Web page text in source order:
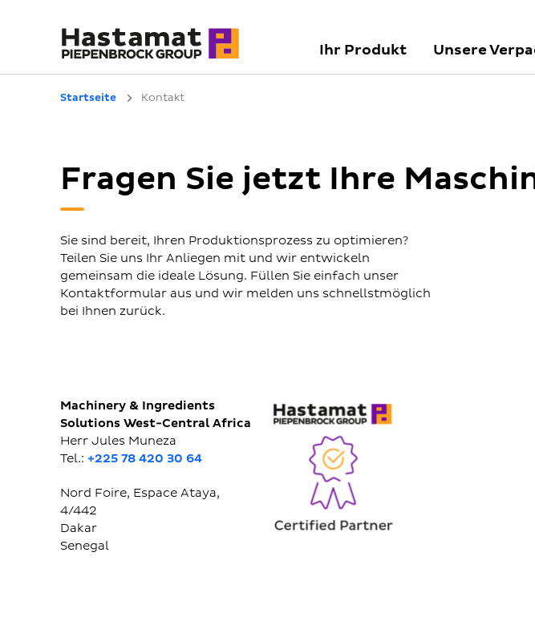
Ihr Produkt Unsere
Startseite Kontakt
Fragen Sie jetzt Ihre
Sie sind bereit, Ihren Produktionsprozess zu optimieren?
Teilen Sie uns Ihr Anliegen mit und wir entwickeln
gemeinsam die ideale Lösung. Füllen Sie einfach unser
Kontaktformular aus und wir melden uns schnellstmöglich
bei Ihnen zurück.
Machinery & Ingredients
Solutions West-Central Africa
Herr Jules Muneza
Tel.: +225 78 420 30 64
Nord Foire, Espace Ataya,
4/442
Dakar
Senegal